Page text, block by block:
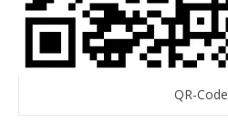
QR-Code